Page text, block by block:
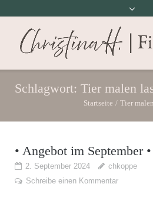
Schlagwort: Tier malen
Startseite / Tier
• Angebot im September •
2. September 2024
chkoppe
Schreibe einen Kommentar